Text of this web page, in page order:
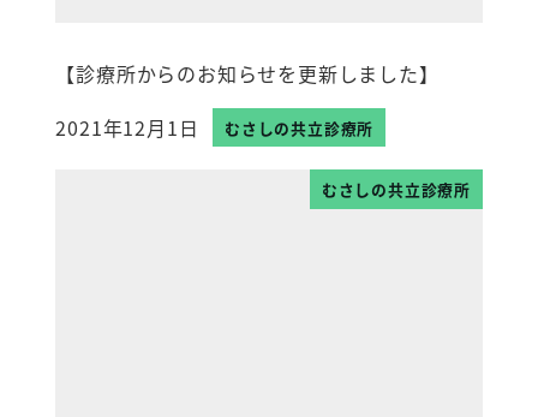
【診療所からのお知らせを更新しました】
投稿日
2021年12月1日 むさしの共立診療所
むさしの共立診療所